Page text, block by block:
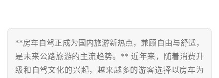
**房车自驾正成为国内旅游新热点，兼顾自由与舒适，
是未来公路旅游的主流趋势。** 近年来，随着消费升
级和自驾文化的兴起，越来越多的游客选择以房车为